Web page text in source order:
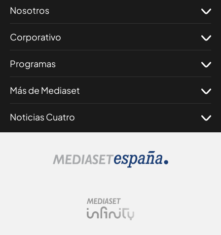
Nosotros
Corporativo
Programas
Más de Mediaset
Noticias Cuatro